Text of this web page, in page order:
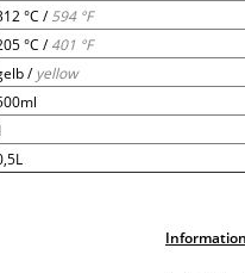
°C /594 °F
°C /401 °F
/yellow